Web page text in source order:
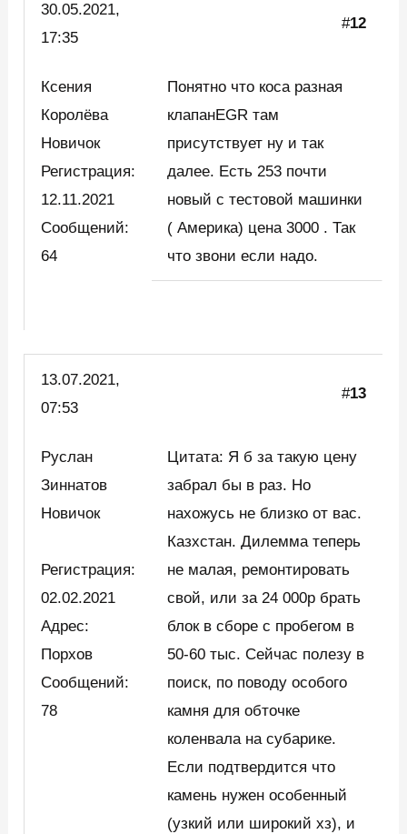
30.05.2021,
17:35
#12
Ксения
Королёва
Новичок
Регистрация:
12.11.2021
Сообщений:
64
Понятно что коса разная
клапанEGR там
присутствует ну и так
далее. Есть 253 почти
новый с тестовой машинки
( Америка) цена 3000 . Так
что звони если надо.
13.07.2021,
07:53
#13
Руслан
Зиннатов
Новичок
Регистрация:
02.02.2021
Адрес:
Порхов
Сообщений:
78
Цитата: Я б за такую цену
забрал бы в раз. Но
нахожусь не близко от вас.
Казхстан. Дилемма теперь
не малая, ремонтировать
свой, или за 24 000р брать
блок в сборе с пробегом в
50-60 тыс. Сейчас полезу в
поиск, по поводу особого
камня для обточке
коленвала на субарике.
Если подтвердится что
камень нужен особенный
(узкий или широкий хз), и